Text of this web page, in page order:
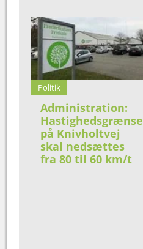
Politik
Administration:
Hastighedsgrænse
på Knivholtvej
skal nedsættes
fra 80 til 60 km/t